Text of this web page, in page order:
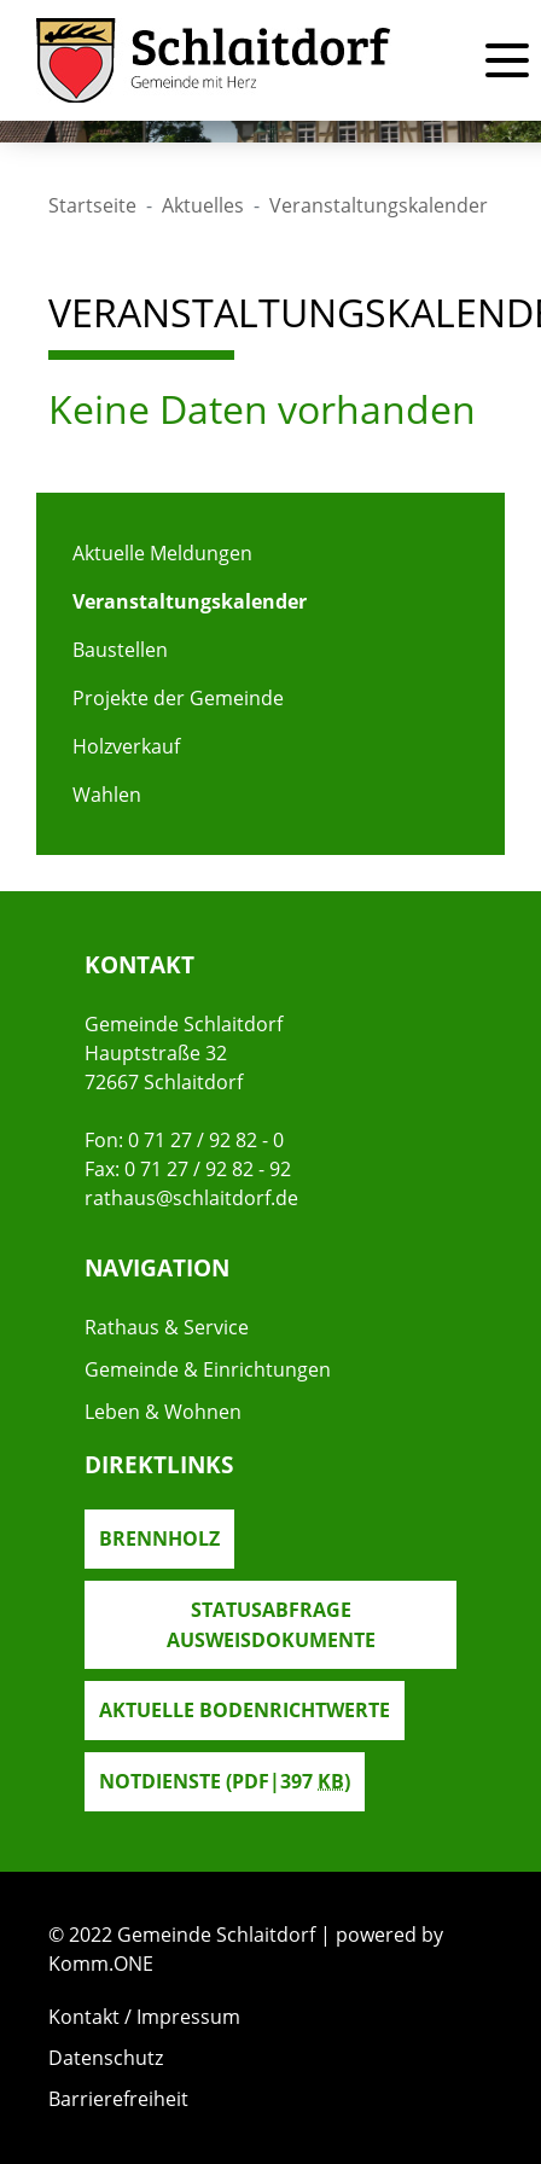
Startseite Aktuelles Veranstaltungskalender
Keine Daten vorhanden
Aktuelle Meldungen
Veranstaltungskalender
Baustellen
Projekte der Gemeinde
Holzverkauf
Wahlen
KONTAKT
Gemeinde Schlaitdorf
Hauptstraße 32
72667 Schlaitdorf
Fon: 0 71 27 / 92 82 - 0
Fax: 0 71 27 / 92 82 - 92
rathaus@schlaitdorf.de
NAVIGATION
Rathaus & Service
Gemeinde & Einrichtungen
Leben & Wohnen
DIREKTLINKS
BRENNHOLZ
STATUSABFRAGE
AUSWEISDOKUMENTE
AKTUELLE BODENRICHTWERTE
NOTDIENSTE (PDF|397KB)
© 2022 Gemeinde Schlaitdorf | powered by
Komm.ONE
Kontakt / Impressum
Datenschutz
Barrierefreiheit